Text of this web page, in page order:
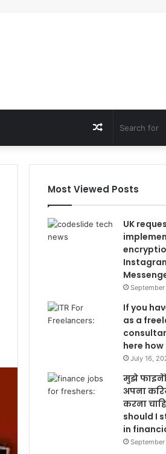
Random
Article
Most Viewed Posts
UK
If you
as a
here how
July 16,
मुझे
अपना
करना
should I
in